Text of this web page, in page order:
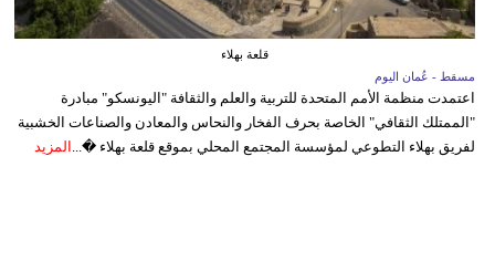
قلعة بهلاء
مسقط - عُمان اليوم
اعتمدت منظمة الأمم المتحدة للتربية والعلم والثقافة "اليونسكو" مبادرة
"الممتلك الثقافي" الخاصة بحرف الفخار والنحاس والمعادن والصناعات الخشبية
لفريق بهلاء التطوعي لمؤسسة المجتمع المحلي بموقع قلعة بهلاء �... المزيد